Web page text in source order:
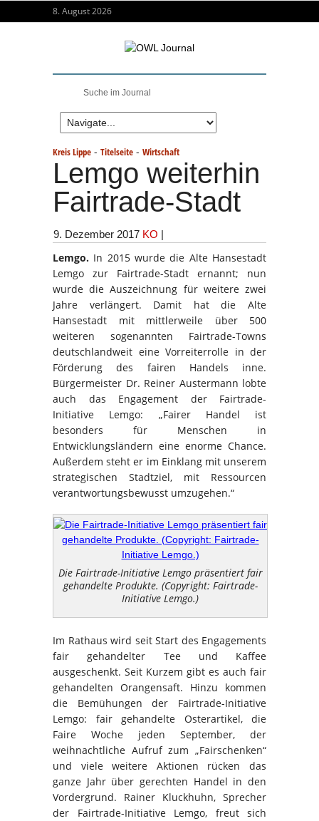
8. August 2026
Kreis Lippe - Titelseite - Wirtschaft
Lemgo weiterhin
Fairtrade-Stadt
9. Dezember 2017 KO |
Lemgo. In 2015 wurde die Alte Hansestadt
Lemgo zur Fairtrade-Stadt ernannt; nun
wurde die Auszeichnung für weitere zwei
Jahre verlängert. Damit hat die Alte
Hansestadt mit mittlerweile über 500
weiteren sogenannten Fairtrade-Towns
deutschlandweit eine Vorreiterrolle in der
Förderung des fairen Handels inne.
Bürgermeister Dr. Reiner Austermann lobte
auch das Engagement der Fairtrade-
Initiative Lemgo: „Fairer Handel ist
besonders für Menschen in
Entwicklungsländern eine enorme Chance.
Außerdem steht er im Einklang mit unserem
strategischen Stadtziel, mit Ressourcen
verantwortungsbewusst umzugehen.“
Die Fairtrade-Initiative Lemgo präsentiert fair
gehandelte Produkte. (Copyright: Fairtrade-
Initiative Lemgo.)
Im Rathaus wird seit Start des Engagements
fair gehandelter Tee und Kaffee
ausgeschenkt. Seit Kurzem gibt es auch fair
gehandelten Orangensaft. Hinzu kommen
die Bemühungen der Fairtrade-Initiative
Lemgo: fair gehandelte Osterartikel, die
Faire Woche jeden September, der
weihnachtliche Aufruf zum „Fairschenken“
und viele weitere Aktionen rücken das
ganze Jahr über gerechten Handel in den
Vordergrund. Rainer Kluckhuhn, Sprecher
der Fairtrade-Initiative Lemgo, freut sich